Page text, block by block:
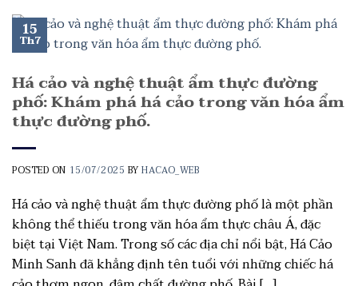
15
Th7
Há cảo và nghệ thuật ẩm thực đường
phố: Khám phá há cảo trong văn hóa ẩm
thực đường phố.
POSTED ON 15/07/2025 BYHACAO_WEB
Há cảo và nghệ thuật ẩm thực đường phố là một phần
không thể thiếu trong văn hóa ẩm thực châu Á, đặc
biệt tại Việt Nam. Trong số các địa chỉ nổi bật, Há Cảo
Minh Sanh đã khẳng định tên tuổi với những chiếc há